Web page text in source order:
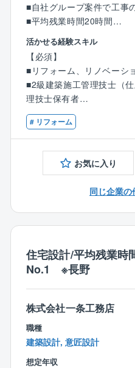
〈チーム組織構成〉
20代～60代まで幅広い年
いずれの拠点も、明るい声
囲気で、わからないこと
境が整っています。
中途入社も多く、壁を感
きる環境です。
〈男女比〉4：6
≪商品ラインアップ≫
■ローコストで自由設計が
■100種類以上の間取りや
して表示した「コミコミ
100種類以上ある規格プラ
る正直な会社です。
また、フル装備の住宅や高
を備えた「SKダンパー」
住まいづくりを行っていま
■自社グループ案件で工事
■平均残業時間20時間
■フレックスタイム制のた
わせ働くことができます。
【業務内容】
松本の営業所にて賃貸ア
ォーム工事における施工管
ます。
同社のリフォームは主に外
【具体的には】
■顧客、管理会社、入居者
■その他付随する業務
【キャリア選択肢について】
■以下のキャリアを選択し
●全国総合職
●エリア限定職（関東・東
●地域限定職（転居はなし
活かせる経験スキル
【必須】
■リフォーム、リノベーシ
■2級建築施工管理技士（
理技士保有者
■普通自動車運転免許（マ
【歓迎】
■電気工事施工管理技士
■管工事施工管理技技士 保
# リフォーム
お気に入り
同じ企業の
住宅設計/平均残業時
No.1 ※長野
株式会社一条工務店
職種
建築設計, 意匠設計
想定年収